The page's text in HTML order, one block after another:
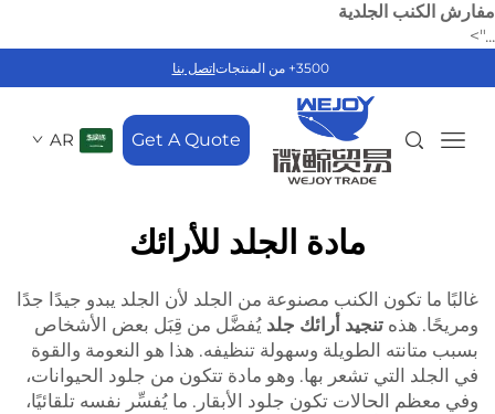
مفارش الكنب الجلدية
...">
3500+ من المنتجات اتصل بنا
Get A Quote
AR
مادة الجلد للأرائك
غالبًا ما تكون الكنب مصنوعة من الجلد لأن الجلد يبدو جيدًا جدًا
ومريحًا. هذه تنجيد أرائك جلد يُفضَّل من قِبَل بعض الأشخاص
بسبب متانته الطويلة وسهولة تنظيفه. هذا هو النعومة والقوة
في الجلد التي تشعر بها. وهو مادة تتكون من جلود الحيوانات،
وفي معظم الحالات تكون جلود الأبقار. ما يُفسِّر نفسه تلقائيًا،